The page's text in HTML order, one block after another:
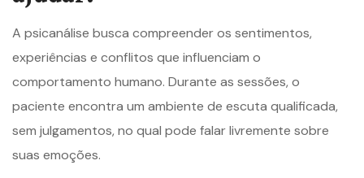
A psicanálise busca compreender os sentimentos,
experiências e conflitos que influenciam o
comportamento humano. Durante as sessões, o
paciente encontra um ambiente de escuta qualificada,
sem julgamentos, no qual pode falar livremente sobre
suas emoções.